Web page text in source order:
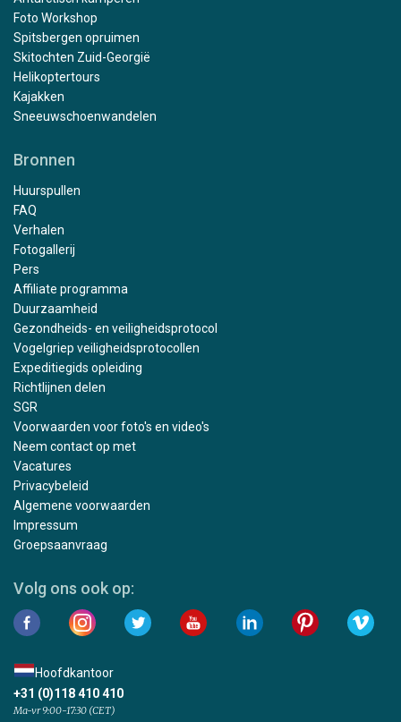
Foto Workshop
Spitsbergen opruimen
Skitochten Zuid-Georgië
Helikoptertours
Kajakken
Sneeuwschoenwandelen
Bronnen
Huurspullen
FAQ
Verhalen
Fotogallerij
Pers
Affiliate programma
Duurzaamheid
Gezondheids- en veiligheidsprotocol
Vogelgriep veiligheidsprotocollen
Expeditiegids opleiding
Richtlijnen delen
SGR
Voorwaarden voor foto's en video's
Neem contact op met
Vacatures
Privacybeleid
Algemene voorwaarden
Impressum
Groepsaanvraag
Volg ons ook op:
Hoofdkantoor
+31 (0)118 410 410
Ma-vr 9:00-17:30 (CET)